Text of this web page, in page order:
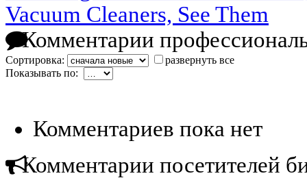
Vacuum Cleaners, See Them
Комментарии
Сортировка:
развернуть все
Показывать по:
Комментариев пока нет
Комментарии посетителей